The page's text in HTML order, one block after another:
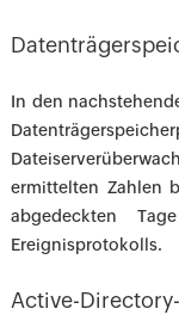
In den
ermittelten Zahlen
abgedeckten
Ereignisprotokolls.
Active-